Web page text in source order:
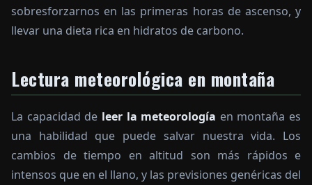
sobresforzarnos en las primeras horas de ascenso, y
llevar una dieta rica en hidratos de carbono.
Lectura meteorológica en montaña
La capacidad de leer la meteorología en montaña es
una habilidad que puede salvar nuestra vida. Los
cambios de tiempo en altitud son más rápidos e
intensos que en el llano, y las previsiones genéricas del